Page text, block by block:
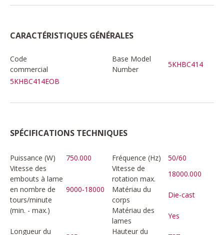
CARACTÉRISTIQUES GÉNÉRALES
Code
commercial
5KHBC414EOB
Base Model
Number
5KHBC414
SPÉCIFICATIONS TECHNIQUES
Puissance (W) 750.000 Fréquence (Hz)
50/60
Vitesse des
embouts à lame
en nombre de
tours/minute
(min. - max.)
9000-18000
Vitesse de
rotation max.
18000.000
Matériau du
corps
Die-cast
Matériau des
lames
Yes
Longueur du
Hauteur du